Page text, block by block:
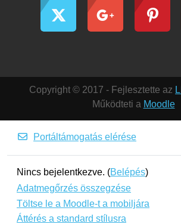
Copyright © 2017 - Fejlesztette az
Működteti a Moodle
Portáltámogatás elérése
Nincs bejelentkezve. (Belépés)
Adatmegőrzés összegzése
Töltse le a Moodle-t a mobiljára
Áttérés a standard stílusra